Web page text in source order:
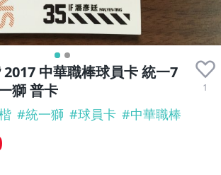
中華職棒球員卡 統一7
獅 普卡
1
#統一獅 #球員卡 #中華職棒